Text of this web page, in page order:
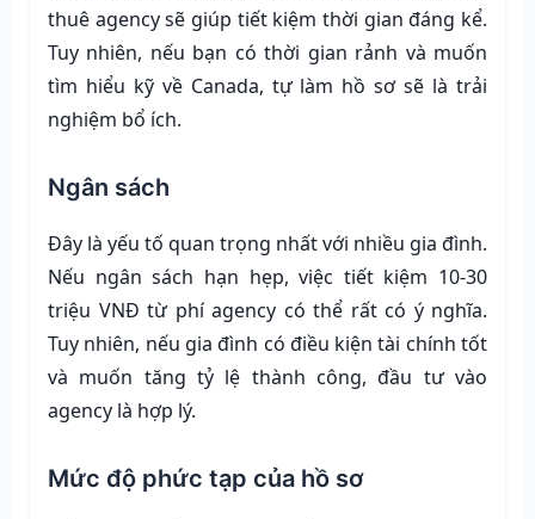
thuê agency sẽ giúp tiết kiệm thời gian đáng kể.
Tuy nhiên, nếu bạn có thời gian rảnh và muốn
tìm hiểu kỹ về Canada, tự làm hồ sơ sẽ là trải
nghiệm bổ ích.
Ngân sách
Đây là yếu tố quan trọng nhất với nhiều gia đình.
Nếu ngân sách hạn hẹp, việc tiết kiệm 10-30
triệu VNĐ từ phí agency có thể rất có ý nghĩa.
Tuy nhiên, nếu gia đình có điều kiện tài chính tốt
và muốn tăng tỷ lệ thành công, đầu tư vào
agency là hợp lý.
Mức độ phức tạp của hồ sơ